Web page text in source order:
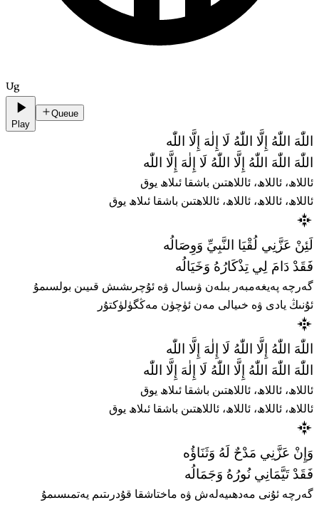
Ug
Play
Queue
اللّٰهَ اللّٰهُ إِلَّا اللّٰهُ لَا إِلٰهَ إِلَّا اللّٰه
اللّٰهَ اللّٰهَ اللّٰهُ إِلَّا اللّٰهُ لَا إِلٰهَ إِلَّا اللّٰه
ئاللاھ، ئاللاھ، ئاللاھتىن باشقا ئىلاھ يوق
ئاللاھ، ئاللاھ، ئاللاھ، ئاللاھتىن باشقا ئىلاھ يوق
لَئِنْ عَزَّنِي لُقْيَا النَّبِيِّ وَوِصَالُه
فَقَدْ دَامَ لِي تِذْكَارُهُ وَخَيَالُه
گەرچە پەيغەمبەر بىلەن ۋىسال ۋە ئۇچرىشىش قىيىن بولسىمۇ
ئۇنىڭ يادى ۋە خىيالى مەن ئۈچۈن مەڭگۈلۈكتۇر
اللّٰهَ اللّٰهُ إِلَّا اللّٰهُ لَا إِلٰهَ إِلَّا اللّٰه
اللّٰهَ اللّٰهَ اللّٰهُ إِلَّا اللّٰهُ لَا إِلٰهَ إِلَّا اللّٰه
ئاللاھ، ئاللاھ، ئاللاھتىن باشقا ئىلاھ يوق
ئاللاھ، ئاللاھ، ئاللاھ، ئاللاھتىن باشقا ئىلاھ يوق
وَإِنْ عَزَّنِي مَدْحٌ لَهُ وَثَنَاؤُه
فَقَدْ تَيَّمَانِي نُورُهُ وَجَمَالُه
گەرچە ئۇنى مەدھىيەلەش ۋە ماختاشقا قۇدرىتىم يەتمىسىمۇ